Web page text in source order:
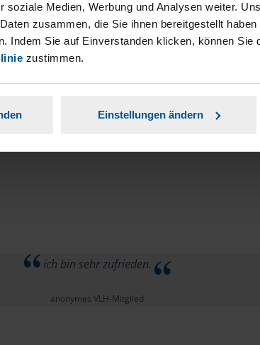
soziale Medien, Werbung und Analysen weiter.
zusammen, die Sie ihnen bereitgestellt
Indem Sie auf Einverstanden klicken, können Sie
zustimmen.
Einstellungen ändern
ich bin sehr zufrieden.
anonymes VLH-Mitglied